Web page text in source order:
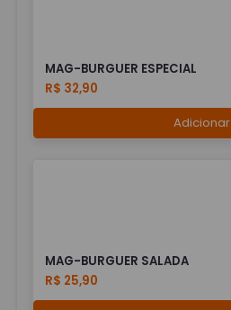
MAG-BURGUER ESPECIAL
R$ 32,90
Adicionar
MAG-BURGUER SALADA
R$ 25,90